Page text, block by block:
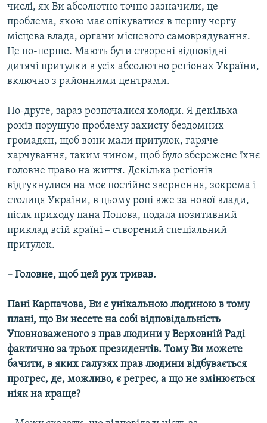
числі, як Ви абсолютно точно зазначили, це
проблема, якою має опікуватися в першу чергу
місцева влада, органи місцевого самоврядування.
Це по-перше. Мають бути створені відповідні
дитячі притулки в усіх абсолютно регіонах України,
включно з районними центрами.
По-друге, зараз розпочалися холоди. Я декілька
років порушую проблему захисту бездомних
громадян, щоб вони мали притулок, гаряче
харчування, таким чином, щоб було збережене їхнє
головне право на життя. Декілька регіонів
відгукнулися на моє постійне звернення, зокрема і
столиця України, в цьому році вже за нової влади,
після приходу пана Попова, подала позитивний
приклад всій країні – створений спеціальний
притулок.
– Головне, щоб цей рух тривав.
Пані Карпачова, Ви є унікальною людиною в тому
плані, що Ви несете на собі відповідальність
Уповноваженого з прав людини у Верховній Раді
фактично за трьох президентів. Тому Ви можете
бачити, в яких галузях прав людини відбувається
прогрес, де, можливо, є регрес, а що не змінюється
ніяк на краще?